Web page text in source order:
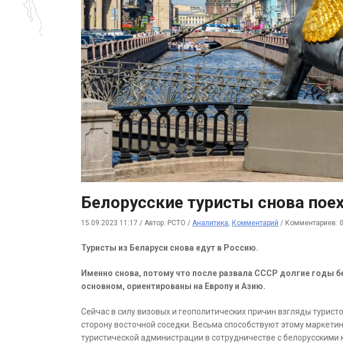
Белорусские туристы снова
15.09.2023 11:17 / Автор: РСТО / Аналитика, Комментарий / Комментариев: 0
Туристы из Беларуси снова едут в Россию.
Именно снова, потому что после развала СССР долгие годы
основном, ориентированы на Европу и Азию.
Сейчас в силу визовых и геополитических причин взгляды
сторону восточной соседки. Весьма способствуют этому
туристической администрации в сотрудничестве с белорусскими